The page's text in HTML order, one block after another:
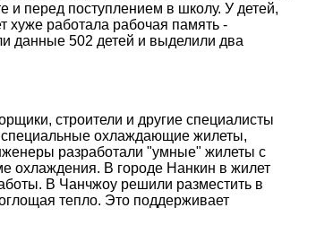
и перед поступлением в школу. У детей,
хуже работала рабочая память -
данные 502 детей и выделили два
строители и другие специалисты
охлаждающие жилеты,
разработали "умные" жилеты с
охлаждения. В городе Нанкин в жилет
В Чанчжоу решили разместить в
тепло. Это поддерживает